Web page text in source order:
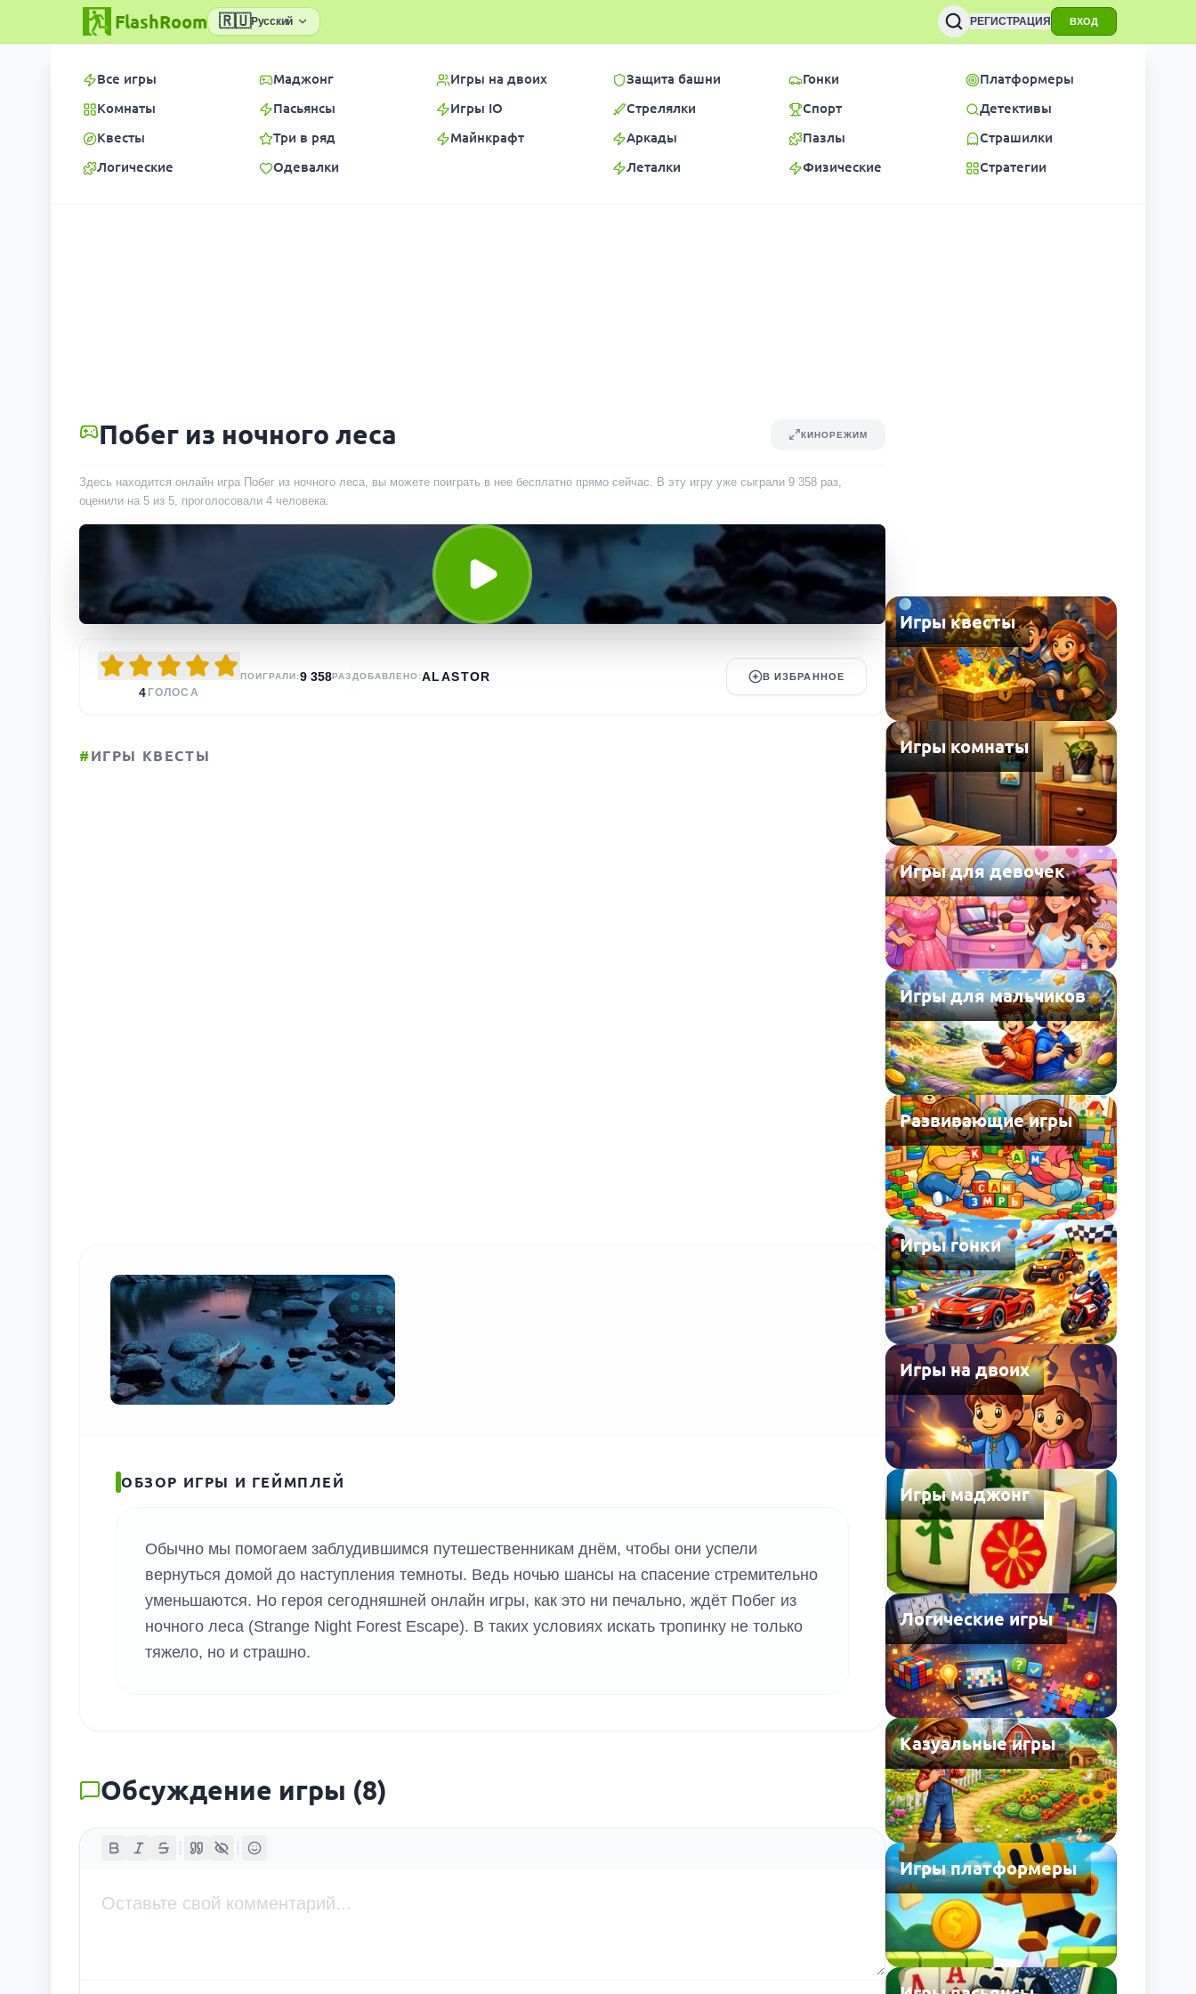
FlashRoom 🇷🇺Русский РЕГИСТРАЦИЯ ВХОД
ПОИСК ИГР
Все игры
Комнаты
Квесты
Логические
Маджонг
Пасьянсы
Три в ряд
Одевалки
Игры на двоих
Игры IO
Майнкрафт
Защита башни
Стрелялки
Аркады
Леталки
Гонки
Спорт
Пазлы
Физические
Платформеры
Детективы
Страшилки
Стратегии
Побег из ночного леса КИНОРЕЖИМ
Здесь находится онлайн игра Побег из ночного леса, вы можете поиграть в нее бесплатно прямо сейчас. В эту игру уже сыграли 9 358 раз,
оценили на 5 из 5, проголосовали 4 человека.
4 ГОЛОСА
ПОИГРАЛИ:9 358РАЗ ДОБАВЛЕНО:ALASTOR В ИЗБРАННОЕ
#ИГРЫ КВЕСТЫ
ОБЗОР ИГРЫ И ГЕЙМПЛЕЙ
Обычно мы помогаем заблудившимся путешественникам днём, чтобы они успели
вернуться домой до наступления темноты. Ведь ночью шансы на спасение стремительно
уменьшаются. Но героя сегодняшней онлайн игры, как это ни печально, ждёт Побег из
ночного леса (Strange Night Forest Escape). В таких условиях искать тропинку не только
тяжело, но и страшно.
Обсуждение игры (8)
Игры квесты
Игры комнаты
Игры для девочек
Игры для мальчиков
Развивающие игры
Игры гонки
Игры на двоих
Игры маджонг
Логические игры
Казуальные игры
Игры платформеры